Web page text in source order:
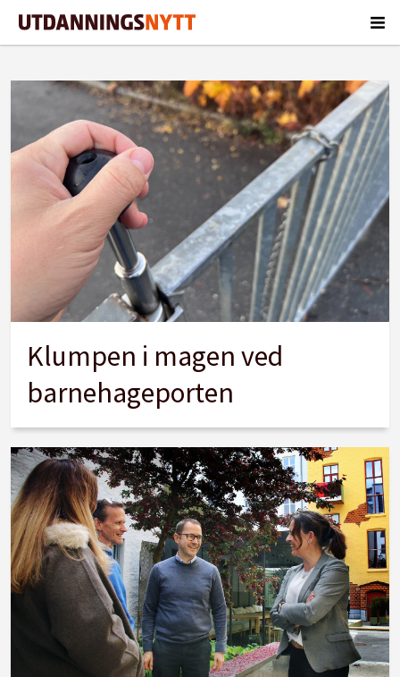
Tag:
bemanningsnorm
Klumpen i magen ved
barnehageporten